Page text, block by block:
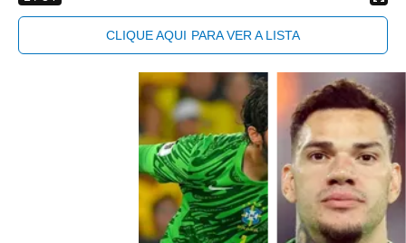
CLIQUE AQUI PARA VER A LISTA